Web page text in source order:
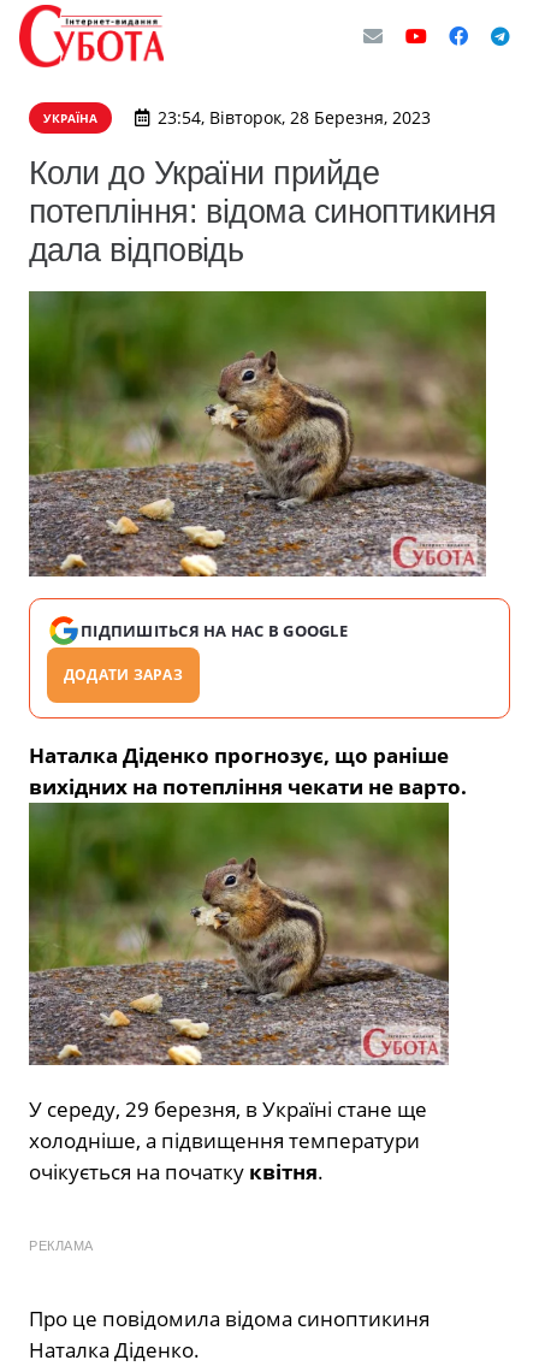
УКРАЇНА 23:54, Вівторок, 28 Березня, 2023
Коли до України прийде
потепління: відома синоптикиня
дала відповідь
ПІДПИШІТЬСЯ НА НАС В GOOGLE
ДОДАТИ ЗАРАЗ
Наталка Діденко прогнозує, що раніше
вихідних на потепління чекати не варто.
У середу, 29 березня, в Україні стане ще
холодніше, а підвищення температури
очікується на початку квітня.
РЕКЛАМА
Про це повідомила відома синоптикиня
Наталка Діденко.